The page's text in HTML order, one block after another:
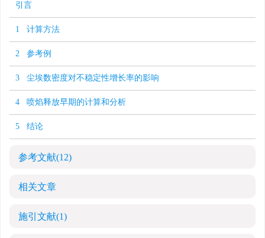
引言
1 计算方法
2 参考例
3 尘埃数密度对不稳定性增长率的影响
4 喷焰释放早期的计算和分析
5 结论
参考文献(12)
相关文章
施引文献(1)